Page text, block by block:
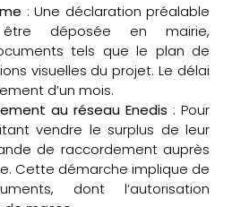
: Une déclaration préalable
déposée en mairie,
tels que le plan de
visuelles du projet. Le délai
d’un mois.
au réseau Enedis : Pour
vendre le surplus de leur
de raccordement auprès
Cette démarche implique de
dont l’autorisation